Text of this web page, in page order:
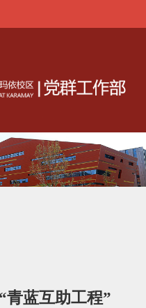
青蓝互助工程”